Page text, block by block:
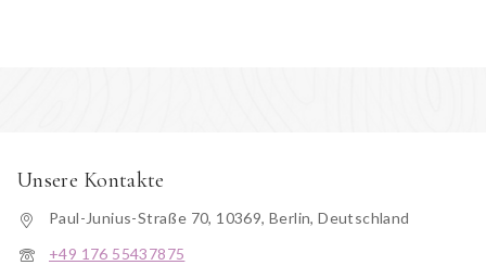
Unsere Kontakte
Paul-Junius-Straße 70, 10369, Berlin, Deutschland
+49 176 55437875